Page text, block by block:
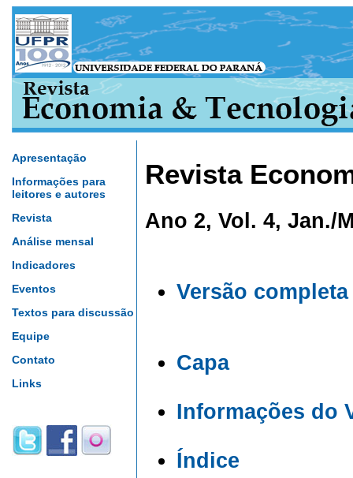
Apresentação
Informações para
leitores e autores
Revista
Análise mensal
Indicadores
Eventos
Textos para discussão
Equipe
Contato
Links
Revista
Ano 2, Vol. 4, Jan./
Versão completa
Capa
Informações do
Índice